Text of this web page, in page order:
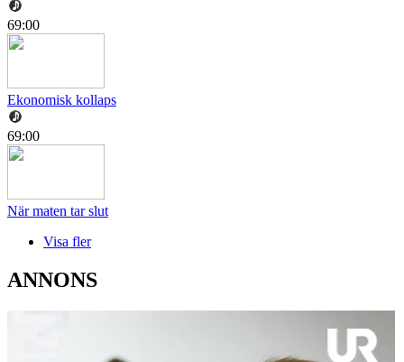
69:00
Ekonomisk kollaps
69:00
När maten tar slut
Visa fler
ANNONS